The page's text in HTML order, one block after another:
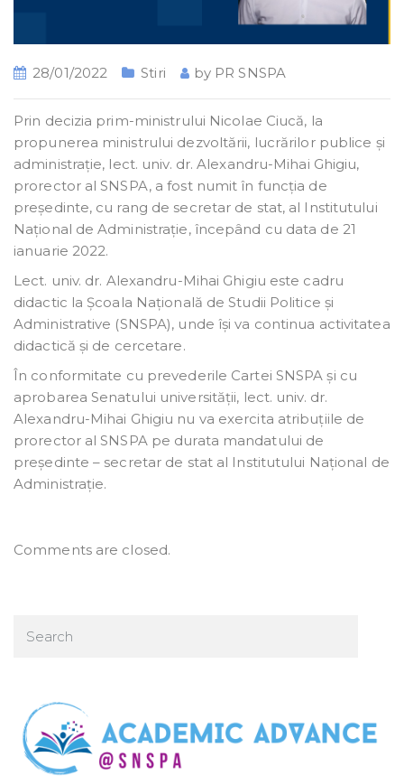
28/01/2022 Stiri by PR SNSPA
Prin decizia prim-ministrului Nicolae Ciucă, la
propunerea ministrului dezvoltării, lucrărilor publice și
administrație, lect. univ. dr. Alexandru-Mihai Ghigiu,
prorector al SNSPA, a fost numit în funcția de
președinte, cu rang de secretar de stat, al Institutului
Național de Administrație, începând cu data de 21
ianuarie 2022.
Lect. univ. dr. Alexandru-Mihai Ghigiu este cadru
didactic la Școala Națională de Studii Politice și
Administrative (SNSPA), unde își va continua activitatea
didactică și de cercetare.
În conformitate cu prevederile Cartei SNSPA și cu
aprobarea Senatului universității, lect. univ. dr.
Alexandru-Mihai Ghigiu nu va exercita atribuțiile de
prorector al SNSPA pe durata mandatului de
președinte – secretar de stat al Institutului Național de
Administrație.
Comments are closed.